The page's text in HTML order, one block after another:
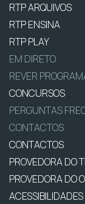
RTP ARQUIVOS
RTP ENSINA
RTP PLAY
EM DIRETO
REVER
CONCURSOS
PERGUNTAS
CONTACTOS
CONTACTOS
PROVEDORA DO
PROVEDORA DO
ACESSIBILIDADES